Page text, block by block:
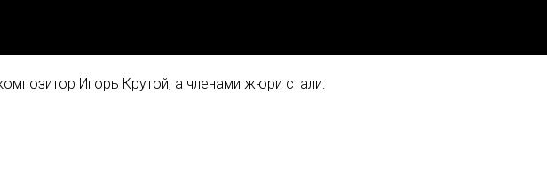
Игорь Крутой, а членами жюри стали: